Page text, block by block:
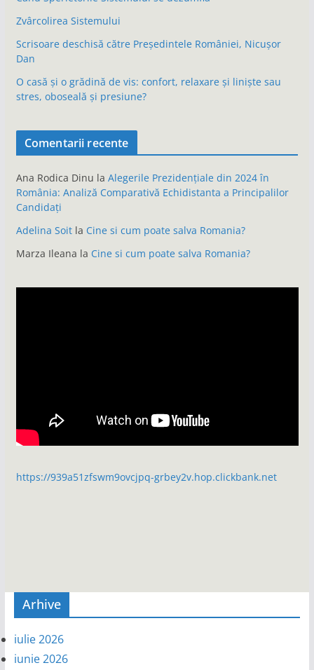
Zvârcolirea Sistemului
Scrisoare deschisă către Președintele României, Nicușor
Dan
O casă și o grădină de vis: confort, relaxare și liniște sau
stres, oboseală și presiune?
Comentarii recente
Ana Rodica Dinu la Alegerile Prezidențiale din 2024 în
România: Analiză Comparativă Echidistanta a Principalilor
Candidați
Adelina Soitla Cine si cum poate salva Romania?
Marza Ileana la Cine si cum poate salva Romania?
https://939a51zfswm9ovcjpq-grbey2v.hop.clickbank.net
Arhive
iulie 2026
iunie 2026